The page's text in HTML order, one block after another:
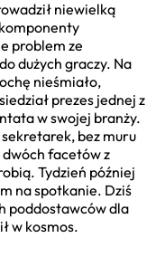
niewielką
problem ze
dużych graczy. Na
nieśmiało,
prezes jednej z
w swojej branży.
bez muru
facetów z
Tydzień później
na spotkanie. Dziś
poddostawców dla
w kosmos.